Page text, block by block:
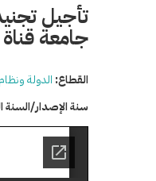
تأجيل
جامعة
القطاع: الدولة
سنة الإصدار/السنة